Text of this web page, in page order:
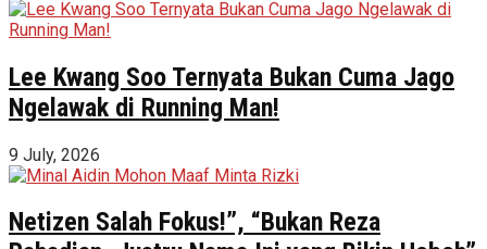
Lee Kwang Soo Ternyata Bukan Cuma Jago
Ngelawak di Running Man!
9 July, 2026
Netizen Salah Fokus!”, “Bukan Reza